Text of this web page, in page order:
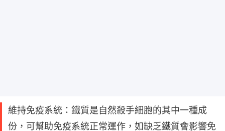
維持免疫系統：鐵質是自然殺手細胞的其中一種成
份，可幫助免疫系統正常運作，如缺乏鐵質會影響免